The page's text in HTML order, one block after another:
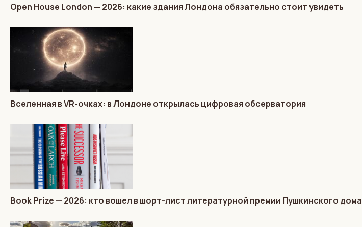
Open House London — 2026: какие здания Лондона обязательно стоит увидеть
Вселенная в VR-очках: в Лондоне открылась цифровая обсерватория
Book Prize — 2026: кто вошел в шорт-лист литературной премии Пушкинского дома